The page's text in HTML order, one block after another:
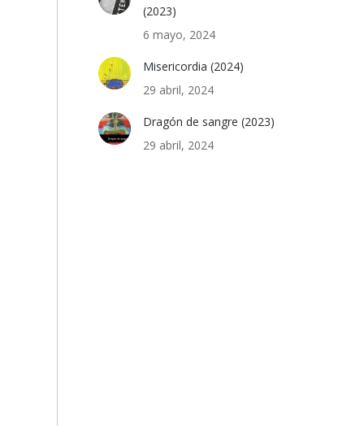
(2023)
6 mayo, 2024
Misericordia (2024)
29 abril, 2024
Dragón de sangre (2023)
29 abril, 2024